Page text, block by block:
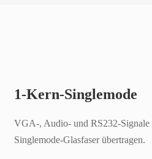
1-Kern-Singlemode
VGA-, Audio- und RS232-Signale
Singlemode-Glasfaser übertragen.